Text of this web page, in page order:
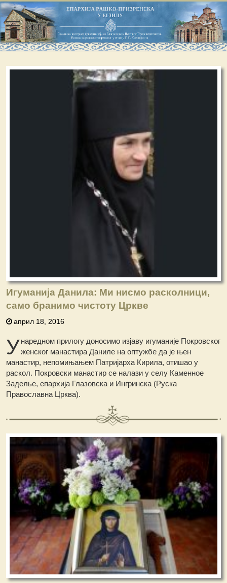
Игуманија Данила: Ми нисмо расколници,
само бранимо чистоту Цркве
април 18, 2016
Унаредном прилогу доносимо изјаву игуманије Покровског
женског манастира Даниле на оптужбе да је њен
манастир, непомињањем Патријарха Кирила, отишао у
раскол. Покровски манастир се налази у селу Каменное
Заделье, епархија Глазовска и Ингринска (Руска
Православна Црква).